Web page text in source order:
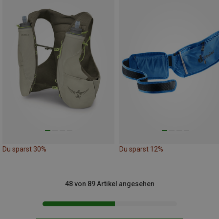
Du sparst 30% Du sparst 12%
48 von 89 Artikel angesehen